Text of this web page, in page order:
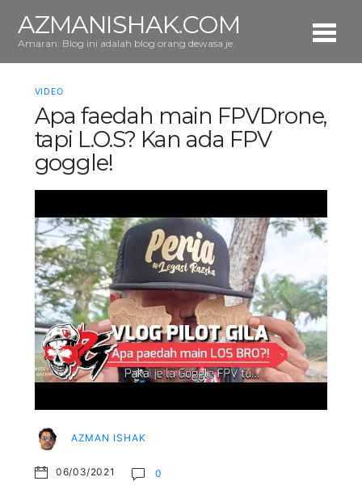
AZMANISHAK.COM
Amaran: Blog ini adalah blog orang dewasa je.
VIDEO
Apa faedah main FPVDrone,
tapi L.O.S? Kan ada FPV
goggle!
AZMAN ISHAK
06/03/2021 0